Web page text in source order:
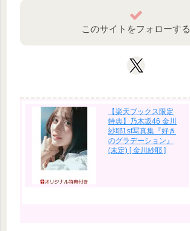
このサイトをフォローする
【楽天ブックス限定
特典】乃木坂46 金川
紗耶1st写真集『好き
のグラデーション』
(未定) [ 金川紗耶 ]